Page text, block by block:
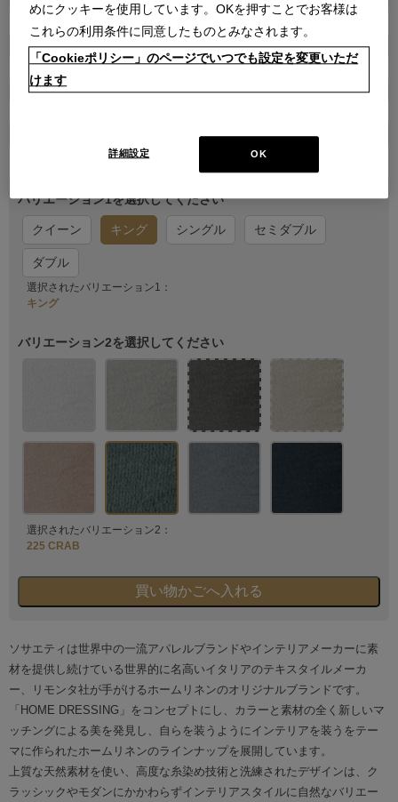
品番
222N0490001050700000
販売価格
バリエーション1を選択してください
クイーン キング シングル セミダブル
ダブル
選択されたバリエーション1：
キング
バリエーション2を選択してください
選択されたバリエーション2：
225 CRAB
ソサエティは世界中の一流アパレルブランドやインテリアメーカーに素
材を提供し続けている世界的に名高いイタリアのテキスタイルメーカ
ー、リモンタ社が手がけるホームリネンのオリジナルブランドです。
「HOME DRESSING」をコンセプトにし、カラーと素材の全く新しいマ
ッチングによる美を発見し、自らを装うようにインテリアを装うをテー
マに作られたホームリネンのラインナップを展開しています。
上質な天然素材を使い、高度な糸染め技術と洗練されたデザインは、ク
ラッシックやモダンにかかわらずインテリアスタイルに自然なバリエー
めにクッキーを使用しています。OKを押すことでお客様は
これらの利用条件に同意したものとみなされます。
「Cookieポリシー」のページでいつでも設定を変更いただ
けます
OK
詳細設定